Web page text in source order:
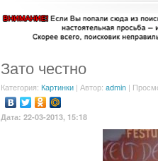
Зато честно
Категория: Картинки | Автор: admin |
Дата: 22-03-2013, 15:18